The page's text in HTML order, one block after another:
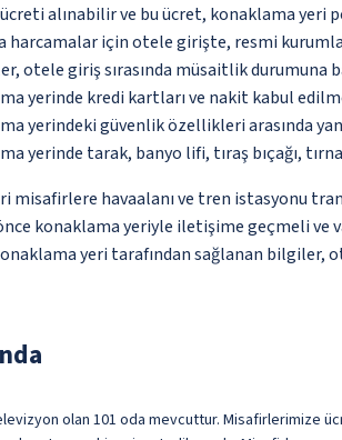
alınabilir ve bu ücret, konaklama
harcamalar için otele girişte, resmi
otele giriş sırasında müsaitlik durumuna
yerinde kredi kartları ve nakit kabul
yerindeki güvenlik özellikleri arasında
yerinde tarak, banyo lifi, tıraş bıçağı,
misafirlere havaalanı ve tren istasyonu
konaklama yeriyle iletişime geçmeli ve
yeri tarafından sağlanan
olan 101 oda mevcuttur. Misafirlerimize